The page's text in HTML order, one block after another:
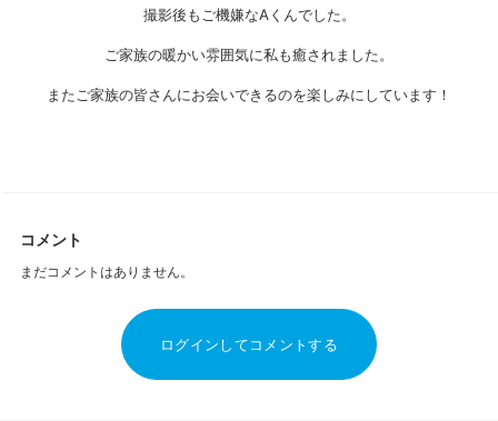
撮影後もご機嫌なAくんでした。
ご家族の暖かい雰囲気に私も癒されました。
またご家族の皆さんにお会いできるのを楽しみにしています！
コメント
まだコメントはありません。
ログインしてコメントする